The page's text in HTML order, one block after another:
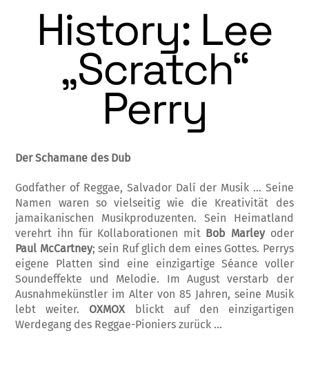
History: Lee
„Scratch“
Perry
Der Schamane des Dub
Godfather of Reggae, Salvador Dalí der Musik … Seine
Namen waren so vielseitig wie die Kreativität des
jamaikanischen Musikproduzenten. Sein Heimatland
verehrt ihn für Kollaborationen mit Bob Marleyoder
Paul McCartney; sein Ruf glich dem eines Gottes. Perrys
eigene Platten sind eine einzigartige Séance voller
Soundeffekte und Melodie. Im August verstarb der
Ausnahmekünstler im Alter von 85 Jahren, seine Musik
lebt weiter. OXMOX blickt auf den einzigartigen
Werdegang des Reggae-Pioniers zurück …